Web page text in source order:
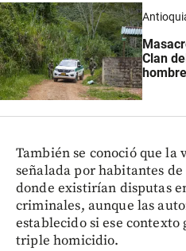
Clan
También se conoció que la
señalada por habitantes
donde existirían disputas
criminales, aunque las
establecido si ese
triple homicidio.